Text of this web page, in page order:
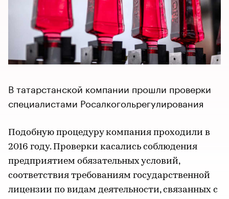
В татарстанской компании прошли проверки
специалистами Росалкогольрегулирования
Подобную процедуру компания проходили в
2016 году. Проверки касались соблюдения
предприятием обязательных условий,
соответствия требованиям государственной
лицензии по видам деятельности, связанных с